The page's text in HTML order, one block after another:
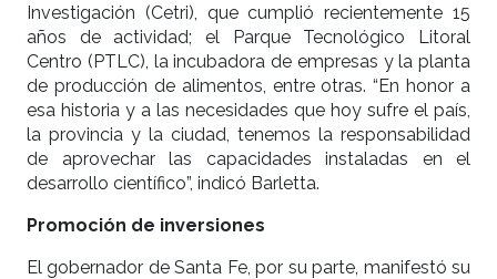
Investigación (Cetri), que cumplió recientemente 15
años de actividad; el Parque Tecnológico Litoral
Centro (PTLC), la incubadora de empresas y la planta
de producción de alimentos, entre otras. “En honor a
esa historia y a las necesidades que hoy sufre el país,
la provincia y la ciudad, tenemos la responsabilidad
de aprovechar las capacidades instaladas en el
desarrollo científico”, indicó Barletta.
Promoción de inversiones
El gobernador de Santa Fe, por su parte, manifestó su